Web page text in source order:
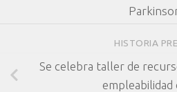
HISTORIA
Se celebra taller de
empleabilidad